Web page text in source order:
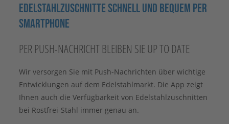
EDELSTAHLZUSCHNITTE SCHNELL UND BEQUEM PER
SMARTPHONE
PER PUSH-NACHRICHT BLEIBEN SIE UP TO DATE
Wir versorgen Sie mit Push-Nachrichten über wichtige
Entwicklungen auf dem Edelstahlmarkt. Die App zeigt
Ihnen auch die Verfügbarkeit von Edelstahlzuschnitten
bei Rostfrei-Stahl immer genau an.